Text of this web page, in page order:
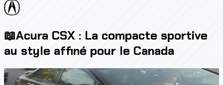
📖Acura CSX : La compacte sportive
au style affiné pour le Canada